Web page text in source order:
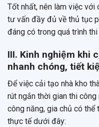
Tốt nhất, nên làm việc
tư vấn đầy đủ về thủ tục
đáng có trong quá trình thi
III. Kinh nghiệm khi
nhanh chóng, tiết
Để việc cải tạo nhà kho
rút ngắn thời gian thi
công năng, gia chủ có
thực tế dưới đây: